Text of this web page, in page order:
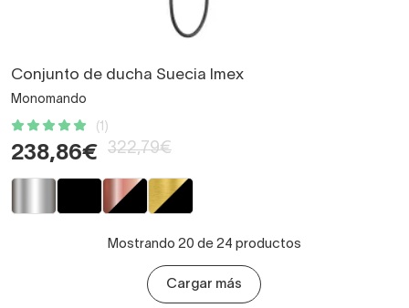
Conjunto de ducha Suecia Imex
Monomando
(1)
238,86€ 322,79€
Mostrando 20 de 24 productos
Cargar más